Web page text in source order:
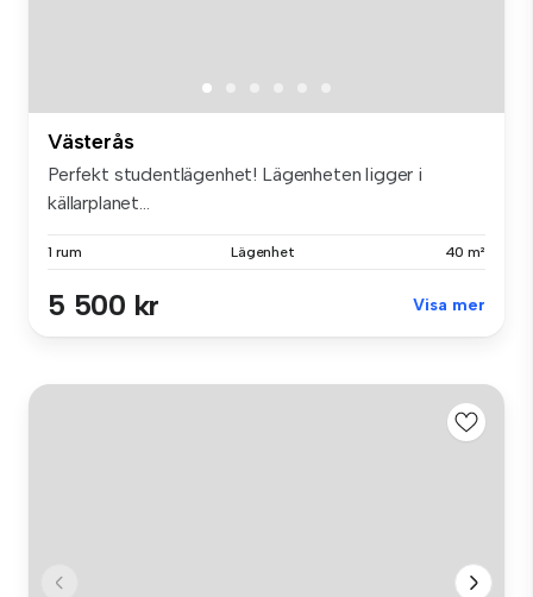
Västerås
Perfekt studentlägenhet! Lägenheten ligger i
källarplanet...
1 rum Lägenhet 40 m²
5 500 kr Visa mer